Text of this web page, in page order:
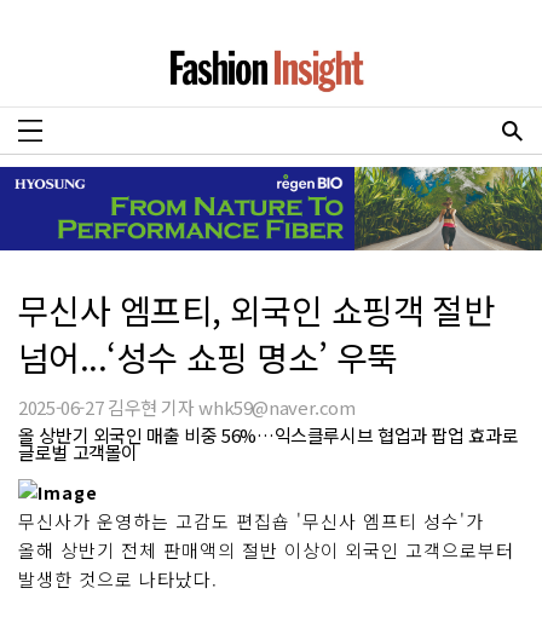
무신사 엠프티, 외국인 쇼핑객 절반
넘어...‘성수 쇼핑 명소’ 우뚝
2025-06-27 김우현 기자 whk59@naver.com
올 상반기 외국인 매출 비중 56%…익스클루시브 협업과 팝업 효과로
글로벌 고객몰이
무신사가 운영하는 고감도 편집숍 '무신사 엠프티 성수'가
올해 상반기 전체 판매액의 절반 이상이 외국인 고객으로부터
발생한 것으로 나타났다.